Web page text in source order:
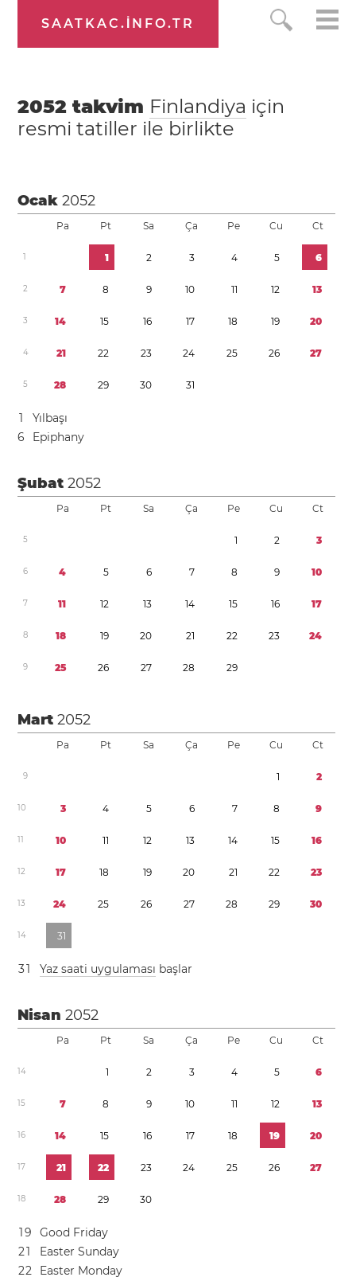
SAATKAC.INFO.TR
2052 takvim Finlandiya için
resmi tatiller ile birlikte
Ocak2052
Pa Pt Sa Ça Pe Cu Ct
1 1 2 3 4 5 6
2 7 8 9 10 11 12 13
3 14 15 16 17 18 19 20
4 21 22 23 24 25 26 27
5 28 29 30 31
1
Yılbaşı
6
Epiphany
Şubat2052
Pa Pt Sa Ça Pe Cu Ct
5 1 2 3
6 4 5 6 7 8 9 10
7 11 12 13 14 15 16 17
8 18 19 20 21 22 23 24
9 25 26 27 28 29
Mart2052
Pa Pt Sa Ça Pe Cu Ct
9 1 2
10 3 4 5 6 7 8 9
11 10 11 12 13 14 15 16
12 17 18 19 20 21 22 23
13 24 25 26 27 28 29 30
14 31
31 Yaz saati uygulaması başlar
Nisan2052
Pa Pt Sa Ça Pe Cu Ct
14 1 2 3 4 5 6
15 7 8 9 10 11 12 13
16 14 15 16 17 18 19 20
17 21 22 23 24 25 26 27
18 28 29 30
19
Good Friday
21
Easter Sunday
22 Easter Monday